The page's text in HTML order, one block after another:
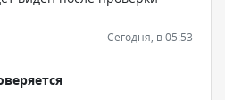
Сегодня, в 05:53